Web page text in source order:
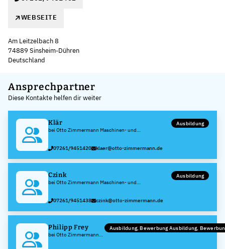
WEBSEITE
Am Leitzelbach 8
74889 Sinsheim-Dühren
Deutschland
+
−
Ansprechpartner
Diese Kontakte helfen dir weiter
Klär
bei Otto Zimmermann Maschinen- und
Ausbildung
07261/9451420 klaer@otto-zimmermann.de
Czink
bei Otto Zimmermann Maschinen- und
Ausbildung
07261/9451438 czink@otto-zimmermann.de
Philipp Frey
bei Otto Zimmermann
Ausbildung, Bewerbung Ausbildung,